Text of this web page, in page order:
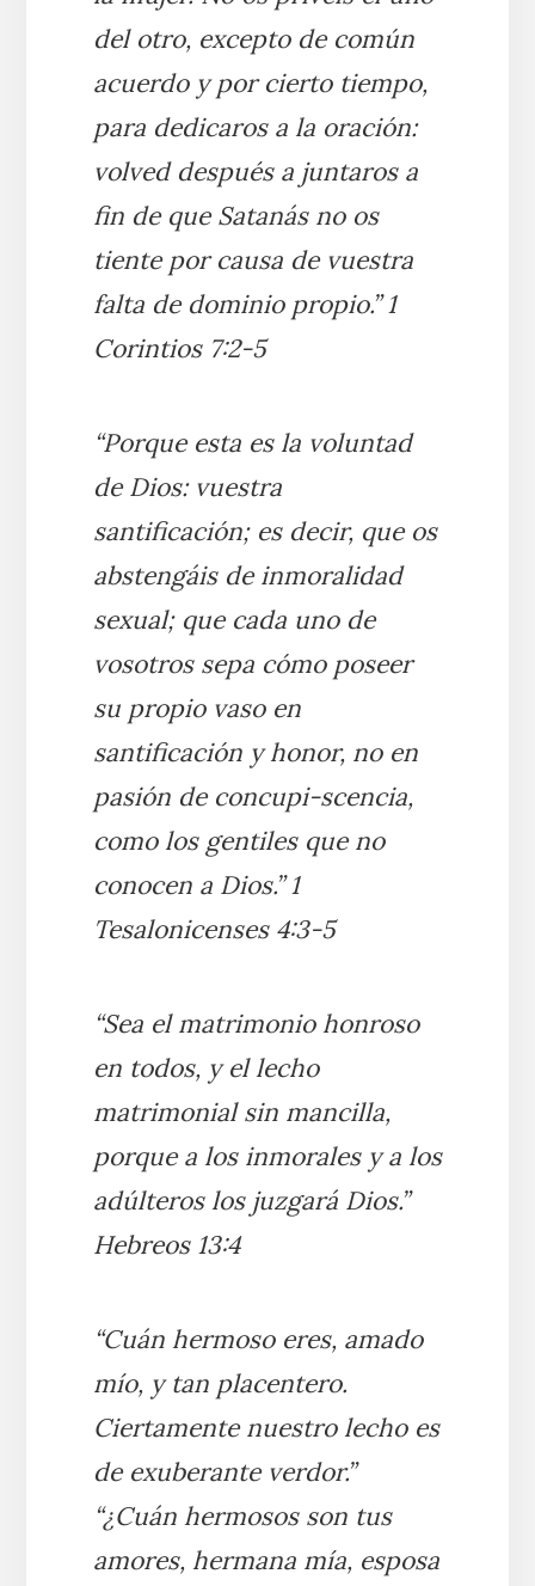
del otro, excepto de común
acuerdo y por cierto tiempo,
para dedicaros a la oración:
volved después a juntaros a
fin de que Satanás no os
tiente por causa de vuestra
falta de dominio propio.” 1
Corintios 7:2-5
“Porque esta es la voluntad
de Dios: vuestra
santificación; es decir, que os
abstengáis de inmoralidad
sexual; que cada uno de
vosotros sepa cómo poseer
su propio vaso en
santificación y honor, no en
pasión de concupi-scencia,
como los gentiles que no
conocen a Dios.” 1
Tesalonicenses 4:3-5
“Sea el matrimonio honroso
en todos, y el lecho
matrimonial sin mancilla,
porque a los inmorales y a los
adúlteros los juzgará Dios.”
Hebreos 13:4
“Cuán hermoso eres, amado
mío, y tan placentero.
Ciertamente nuestro lecho es
de exuberante verdor.”
“¿Cuán hermosos son tus
amores, hermana mía, esposa